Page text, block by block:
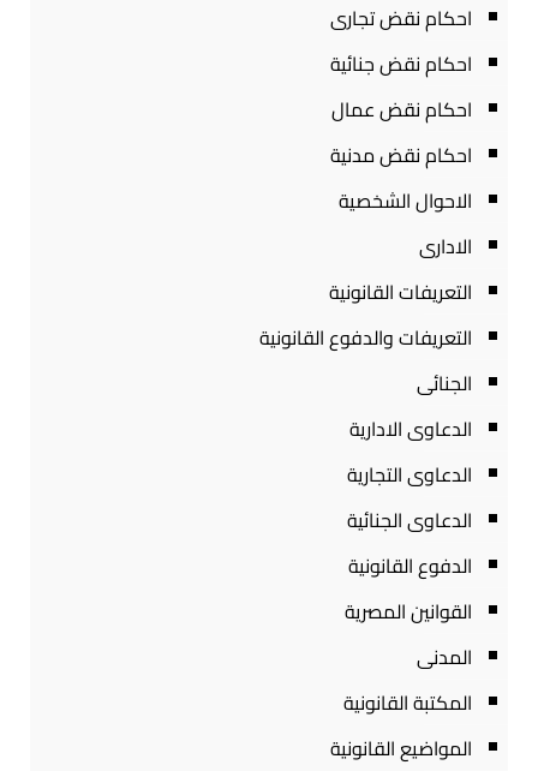
احكام نقض تجارى
احكام نقض جنائية
احكام نقض عمال
احكام نقض مدنية
الاحوال الشخصية
الادارى
التعريفات القانونية
التعريفات والدفوع القانونية
الجنائى
الدعاوى الادارية
الدعاوى التجارية
الدعاوى الجنائية
الدفوع القانونية
القوانين المصرية
المدنى
المكتبة القانونية
المواضيع القانونية